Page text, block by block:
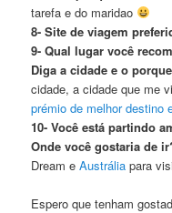
tarefa e do maridao
8- Site de viagem
9- Qual lugar você
Diga a cidade e o
cidade, a cidade que me
prémio de melhor destino
10- Você está partindo
Onde você gostaria de
Dream eAustrália para
Espero que tenham